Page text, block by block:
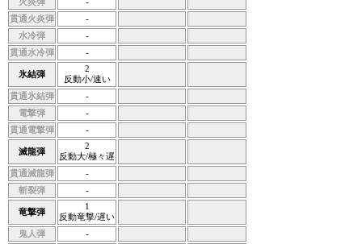
貫通火炎弾
-
水冷弾
-
貫通水冷弾
-
氷結弾
2
反動小/速い
貫通氷結弾
-
電撃弾
-
貫通電撃弾
-
滅龍弾
2
反動大/極々遅
貫通滅龍弾
-
斬裂弾
-
竜撃弾
1
反動竜撃/遅い
鬼人弾
-